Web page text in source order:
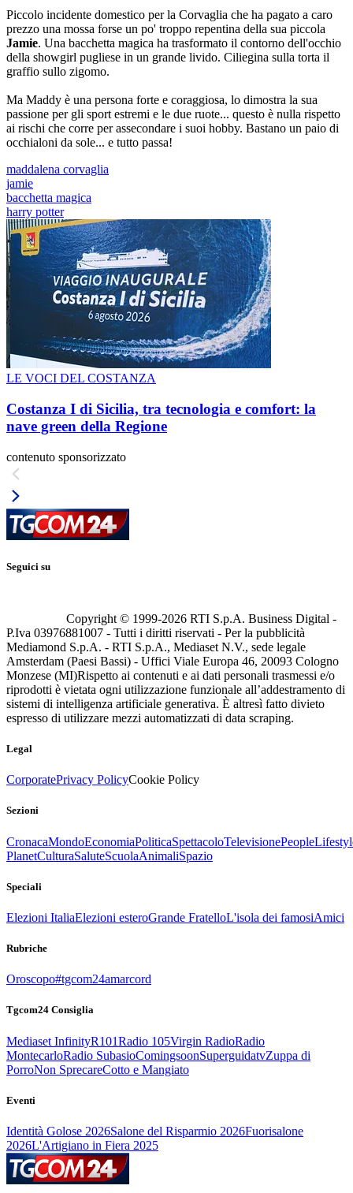
Piccolo incidente domestico per la Corvaglia che ha pagato a caro
prezzo una mossa forse un po' troppo repentina della sua piccola
Jamie. Una bacchetta magica ha trasformato il contorno dell'occhio
della showgirl pugliese in un grande livido. Ciliegina sulla torta il
graffio sullo zigomo.
Ma Maddy è una persona forte e coraggiosa, lo dimostra la sua
passione per gli sport estremi e le due ruote... questo è nulla rispetto
ai rischi che corre per assecondare i suoi hobby. Bastano un paio di
occhialoni da sole... e tutto passa!
maddalena corvaglia
jamie
bacchetta magica
harry potter
LE VOCI DEL COSTANZA
Costanza I di Sicilia, tra tecnologia e comfort: la
nave green della Regione
contenuto sponsorizzato
Seguici su
Copyright © 1999-2026 RTI S.p.A. Business Digital -
P.Iva 03976881007 - Tutti i diritti riservati - Per la pubblicità
Mediamond S.p.A. - RTI S.p.A., Mediaset N.V., sede legale
Amsterdam (Paesi Bassi) - Uffici Viale Europa 46, 20093 Cologno
Monzese (MI)Rispetto ai contenuti e ai dati personali trasmessi e/o
riprodotti è vietata ogni utilizzazione funzionale all’addestramento di
sistemi di intelligenza artificiale generativa. È altresì fatto divieto
espresso di utilizzare mezzi automatizzati di data scraping.
Legal
CorporatePrivacy PolicyCookie Policy
Sezioni
CronacaMondoEconomiaPoliticaSpettacoloTelevisionePeople
PlanetCulturaSaluteScuolaAnimaliSpazio
Speciali
Elezioni ItaliaElezioni esteroGrande FratelloL'isola dei famosiAmici
Rubriche
Oroscopo#tgcom24amarcord
Tgcom24 Consiglia
Mediaset InfinityR101Radio 105Virgin RadioRadio
MontecarloRadio SubasioComingsoonSuperguidatvZuppa di
PorroNon SprecareCotto e Mangiato
Eventi
Identità Golose 2026Salone del Risparmio 2026Fuorisalone
2026L'Artigiano in Fiera 2025